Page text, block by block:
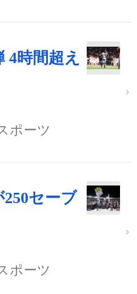
4時間超え
ポーツ
セーブ
ポーツ